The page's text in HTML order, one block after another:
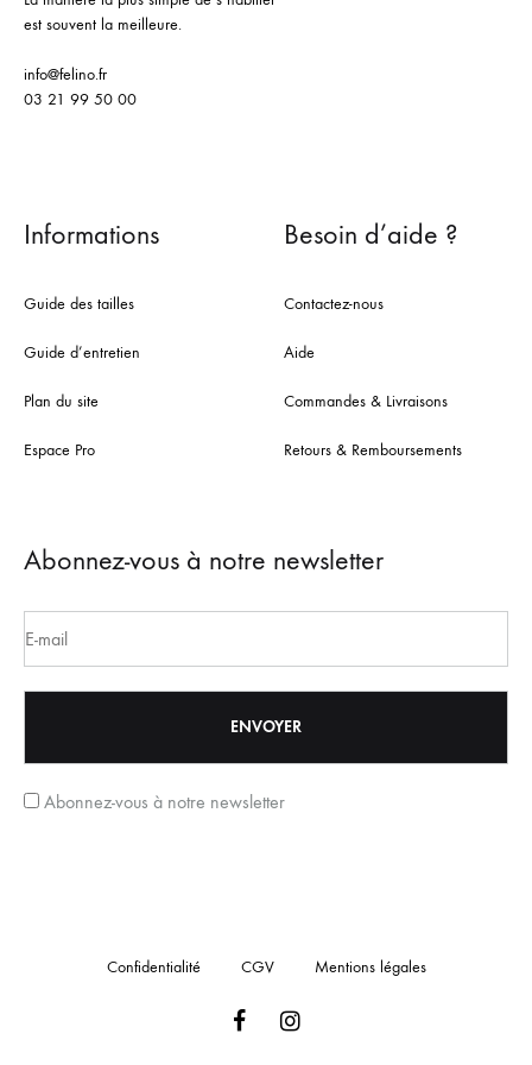
est souvent la meilleure.
info@felino.fr
03 21 99 50 00
Informations
Guide des tailles
Guide d’entretien
Plan du site
Espace Pro
Besoin d’aide ?
Contactez-nous
Aide
Commandes & Livraisons
Retours & Remboursements
Abonnez-vous à notre newsletter
Abonnez-vous à notre newsletter
Confidentialité CGV Mentions légales
FacebookInstagram